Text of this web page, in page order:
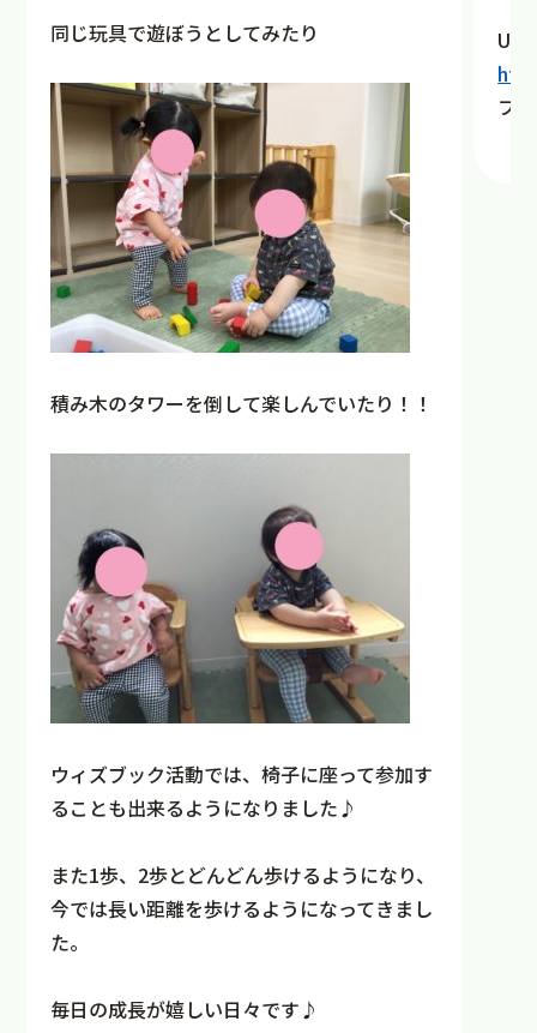
同じ玩具で遊ぼうとしてみたり
積み木のタワーを倒して楽しんでいたり！！
ウィズブック活動では、椅子に座って参加す
ることも出来るようになりました♪
また1歩、2歩とどんどん歩けるようになり、
今では長い距離を歩けるようになってきまし
た。
毎日の成長が嬉しい日々です♪
URL
フ